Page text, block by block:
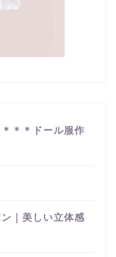
＊＊ドール服作
｜美しい立体感